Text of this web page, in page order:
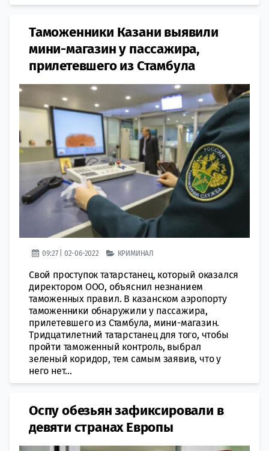
Таможенники Казани выявили
мини-магазин у пассажира,
прилетевшего из Стамбула
09:27 | 02-06-2022 КРИМИНАЛ
Свой проступок татарстанец, который оказался
директором ООО, объяснил незнанием
таможенных правил. В казанском аэропорту
таможенники обнаружили у пассажира,
прилетевшего из Стамбула, мини-магазин.
Тридцатилетний татарстанец для того, чтобы
пройти таможенный контроль, выбрал
зеленый коридор, тем самым заявив, что у
него нет...
Оспу обезьян зафиксировали в
девяти странах Европы